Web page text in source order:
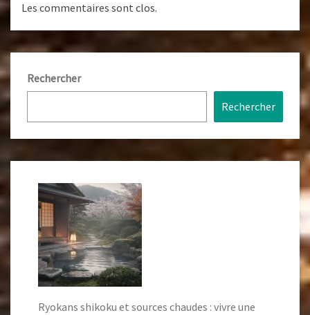
Les commentaires sont clos.
Rechercher
Rechercher
Ryokans shikoku et sources chaudes : vivre une